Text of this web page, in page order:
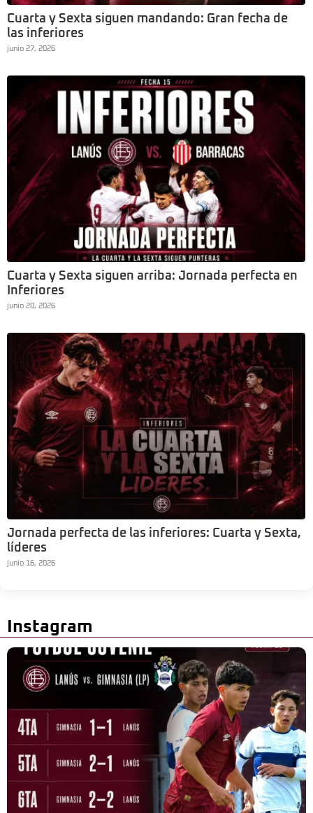
Cuarta y Sexta siguen mandando: Gran fecha de
las inferiores
junio 27, 2026
Cuarta y Sexta siguen arriba: Jornada perfecta en
Inferiores
junio 20, 2026
Jornada perfecta de las inferiores: Cuarta y Sexta,
líderes
junio 16, 2026
Instagram